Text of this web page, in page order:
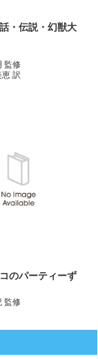
・伝説・幻獣大
監修
訳
のパーティーず
監修